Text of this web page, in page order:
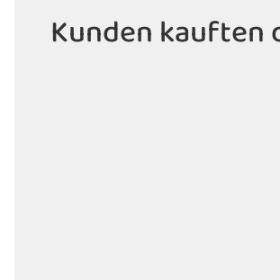
Kunden kauften